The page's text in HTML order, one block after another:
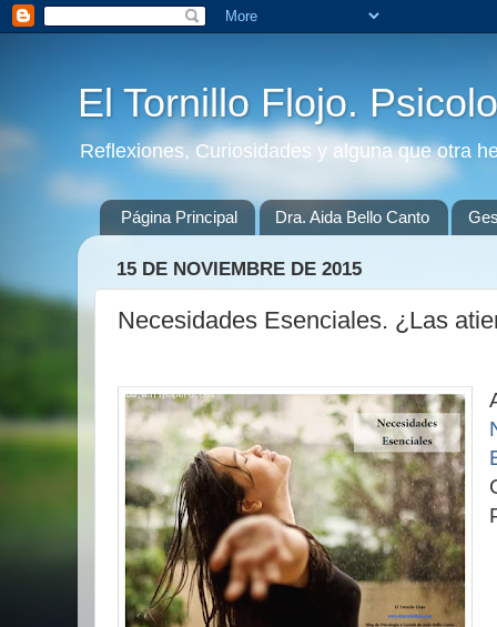
El Tornillo Flojo.
Reflexiones, Curiosidades y alguna que otra
Página Principal Dra. Aida Bello Canto
15 DE NOVIEMBRE DE 2015
Necesidades Esenciales. ¿Las